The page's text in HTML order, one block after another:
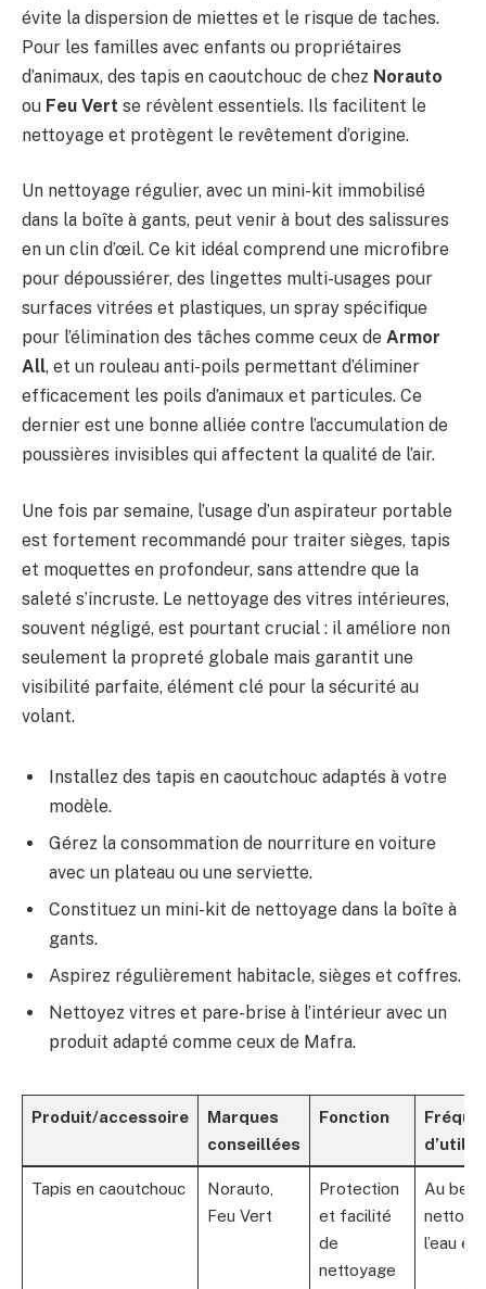
évite la dispersion de miettes et le risque de taches.
Pour les familles avec enfants ou propriétaires
d’animaux, des tapis en caoutchouc de chez Norauto
ou Feu Vert se révèlent essentiels. Ils facilitent le
nettoyage et protègent le revêtement d’origine.
Un nettoyage régulier, avec un mini-kit immobilisé
dans la boîte à gants, peut venir à bout des salissures
en un clin d’œil. Ce kit idéal comprend une microfibre
pour dépoussiérer, des lingettes multi-usages pour
surfaces vitrées et plastiques, un spray spécifique
pour l’élimination des tâches comme ceux de Armor
All, et un rouleau anti-poils permettant d’éliminer
efficacement les poils d’animaux et particules. Ce
dernier est une bonne alliée contre l’accumulation de
poussières invisibles qui affectent la qualité de l’air.
Une fois par semaine, l’usage d’un aspirateur portable
est fortement recommandé pour traiter sièges, tapis
et moquettes en profondeur, sans attendre que la
saleté s’incruste. Le nettoyage des vitres intérieures,
souvent négligé, est pourtant crucial : il améliore non
seulement la propreté globale mais garantit une
visibilité parfaite, élément clé pour la sécurité au
volant.
Installez des tapis en caoutchouc adaptés à votre
modèle.
Gérez la consommation de nourriture en voiture
avec un plateau ou une serviette.
Constituez un mini-kit de nettoyage dans la boîte à
gants.
Aspirez régulièrement habitacle, sièges et coffres.
Nettoyez vitres et pare-brise à l’intérieur avec un
produit adapté comme ceux de Mafra.
Produit/accessoire
Marques
conseillées
Fonction
Tapis en caoutchouc
Norauto,
Feu Vert
Protection
et facilité
de
nettoyage
Au
l’eau et